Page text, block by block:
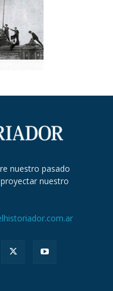
nuestro pasado
nuestro